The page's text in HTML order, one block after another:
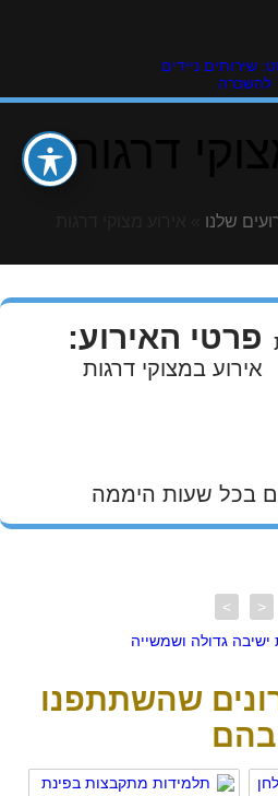
דרגות
שלנו
פרטי האירוע:
אירוע במצוקי דרגות
בכל שעות היממה
<
>
שהשתתפנו
בהם